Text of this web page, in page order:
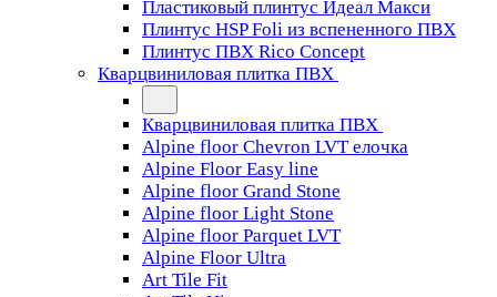
Пластиковый плинтус Идеал Макси
Плинтус HSP Foli из вспененного ПВХ
Плинтус ПВХ Rico Concept
Кварцвиниловая плитка ПВХ
Кварцвиниловая плитка ПВХ
Alpine floor Chevron LVT елочка
Alpine Floor Easy line
Alpine floor Grand Stone
Alpine floor Light Stone
Alpine floor Parquet LVT
Alpine Floor Ultra
Art Tile Fit